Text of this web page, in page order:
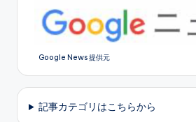
Google News 提供元
記事カテゴリはこちらから